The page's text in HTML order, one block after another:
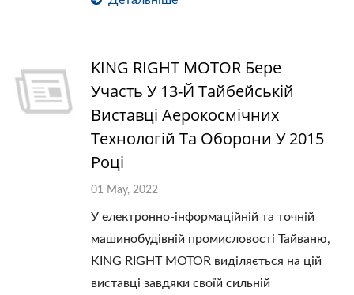
KING RIGHT MOTOR Бере
Участь У 13-Й Тайбейській
Виставці Аерокосмічних
Технологій Та Оборони У 2015
Році
01 May, 2022
У електронно-інформаційній та точній
машинобудівній промисловості Тайваню,
KING RIGHT MOTOR виділяється на цій
виставці завдяки своїй сильній